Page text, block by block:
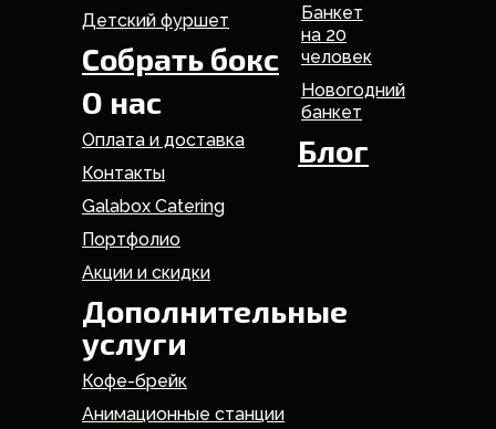
Дополнительные
услуги
О нас
Кофе-брейк
Оплата и доставка
Портфолио
Анимационные станции
Контакты
Детский фуршет
Собрать бокс
Банкет
на 20
человек
Новогодний
банкет
Акции и скидки
Galabox Catering
Блог